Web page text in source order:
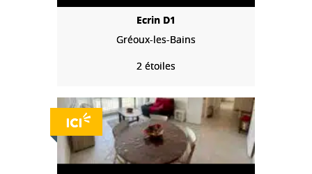
Ecrin D1
Gréoux-les-Bains
2 étoiles